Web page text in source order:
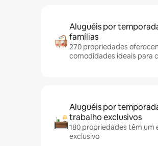
Aluguéis por
famílias
270 propriedades
comodidades ideais para
Aluguéis por
trabalho exclusivos
180 propriedades têm um
exclusivo